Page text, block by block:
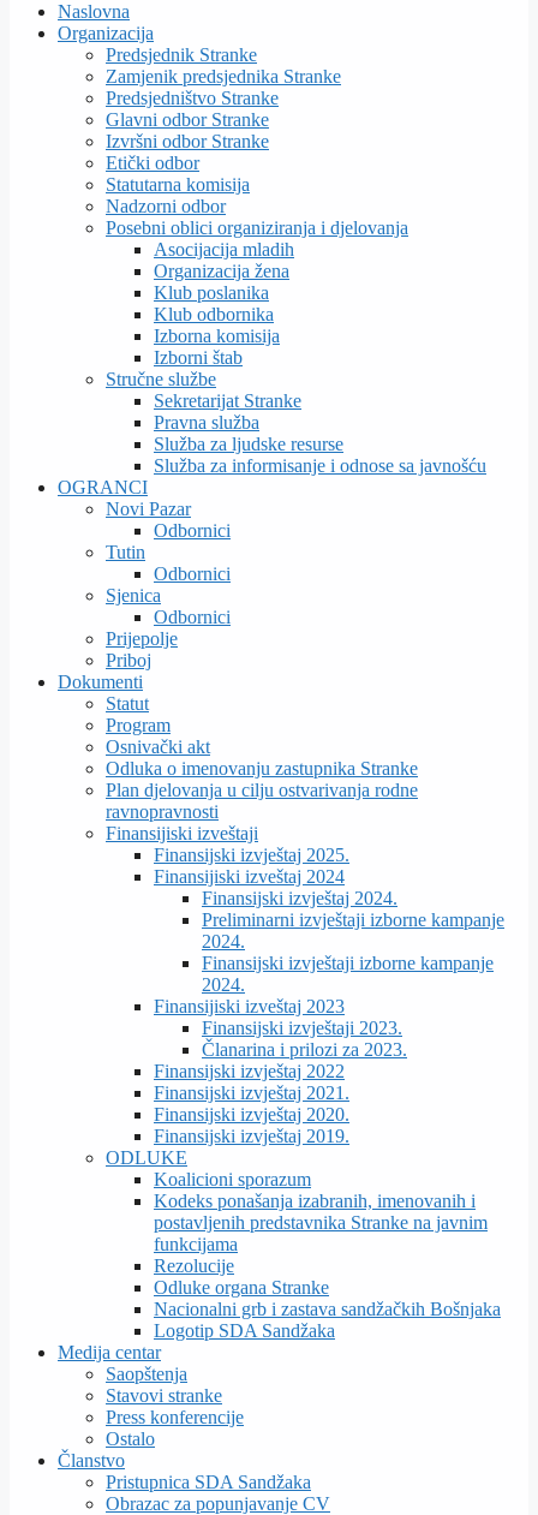
Naslovna
Organizacija
Predsjednik Stranke
Zamjenik predsjednika Stranke
Predsjedništvo Stranke
Glavni odbor Stranke
Izvršni odbor Stranke
Etički odbor
Statutarna komisija
Nadzorni odbor
Posebni oblici organiziranja i djelovanja
Asocijacija mladih
Organizacija žena
Klub poslanika
Klub odbornika
Izborna komisija
Izborni štab
Stručne službe
Sekretarijat Stranke
Pravna služba
Služba za ljudske resurse
Služba za informisanje i odnose sa javnošću
OGRANCI
Novi Pazar
Odbornici
Tutin
Odbornici
Sjenica
Odbornici
Prijepolje
Priboj
Dokumenti
Statut
Program
Osnivački akt
Odluka o imenovanju zastupnika Stranke
Plan djelovanja u cilju ostvarivanja rodne
ravnopravnosti
Finansijiski izveštaji
Finansijski izvještaj 2025.
Finansijiski izveštaj 2024
Finansijski izvještaj 2024.
Preliminarni izvještaji izborne kampanje
2024.
Finansijski izvještaji izborne kampanje
2024.
Finansijiski izveštaj 2023
Finansijski izvještaji 2023.
Članarina i prilozi za 2023.
Finansijski izvještaj 2022
Finansijski izvještaj 2021.
Finansijski izvještaj 2020.
Finansijski izvještaj 2019.
ODLUKE
Koalicioni sporazum
Kodeks ponašanja izabranih, imenovanih i
postavljenih predstavnika Stranke na javnim
funkcijama
Rezolucije
Odluke organa Stranke
Nacionalni grb i zastava sandžačkih Bošnjaka
Logotip SDA Sandžaka
Medija centar
Saopštenja
Stavovi stranke
Press konferencije
Ostalo
Članstvo
Pristupnica SDA Sandžaka
Obrazac za popunjavanje CV